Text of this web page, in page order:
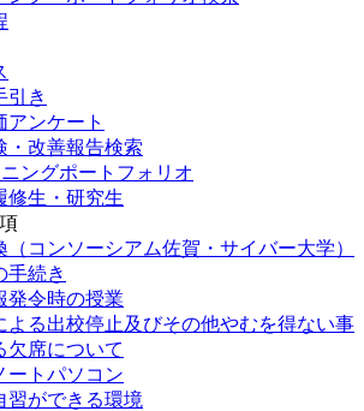
引き
アンケート
・改善報告検索
ングポートフォリオ
修生・研究生
（コンソーシアム佐賀・サイバー大学）
手続き
発令時の授業
よる出校停止及びその他やむを得ない事
欠席について
ートパソコン
習ができる環境